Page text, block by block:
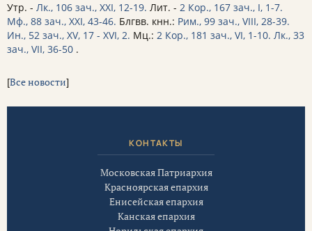
Утр. - Лк., 106 зач., XXI, 12-19. Лит. - 2 Кор., 167 зач., I, 1-7.
Мф., 88 зач., XXI, 43-46. Блгвв. кнн.: Рим., 99 зач., VIII, 28-39.
Ин., 52 зач., XV, 17 - XVI, 2. Мц.: 2 Кор., 181 зач., VI, 1-10. Лк., 33
зач., VII, 36-50 .
[Все новости]
КОНТАКТЫ
Московская Патриархия
Красноярская епархия
Енисейская епархия
Канская епархия